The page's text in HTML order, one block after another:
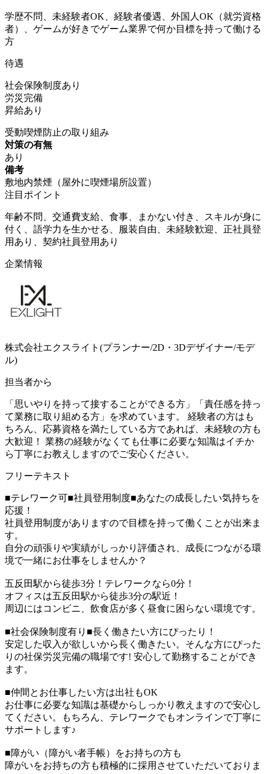
学歴不問、未経験者OK、経験者優遇、外国人OK（就労資格
者）、ゲームが好きでゲーム業界で何か目標を持って働ける
方
待遇
社会保険制度あり
労災完備
昇給あり
受動喫煙防止の取り組み
対策の有無
あり
備考
敷地内禁煙（屋外に喫煙場所設置）
注目ポイント
年齢不問、交通費支給、食事、まかない付き、スキルが身に
付く、語学力を生かせる、服装自由、未経験歓迎、正社員登
用あり、契約社員登用あり
企業情報
株式会社エクスライト(プランナー/2D・3Dデザイナー/モデ
ル)
担当者から
「思いやりを持って接することができる方」「責任感を持っ
て業務に取り組める方」を求めています。 経験者の方はも
ちろん、応募資格を満たしている方であれば、未経験の方も
大歓迎！ 業務の経験がなくても仕事に必要な知識はイチか
ら丁寧にお教えしますのでご安心ください。
フリーテキスト
■テレワーク可■社員登用制度■あなたの成長したい気持ちを
応援！
社員登用制度がありますので目標を持って働くことが出来ま
す。
自分の頑張りや実績がしっかり評価され、成長につながる環
境で一緒にお仕事をしませんか？
五反田駅から徒歩3分！テレワークなら0分！
オフィスは五反田駅から徒歩3分の駅近！
周辺にはコンビニ、飲食店が多く昼食に困らない環境です。
■社会保険制度有り■長く働きたい方にぴったり！
安定した収入が欲しいから長く働きたい。そんな方にぴった
りの社保労災完備の職場です! 安心して勤務することができ
ます。
■仲間とお仕事したい方は出社もOK
お仕事に必要な知識は基礎からしっかり教えますので安心し
てください。もちろん、テレワークでもオンラインで丁寧に
サポートします♪
■障がい（障がい者手帳）をお持ちの方も
障がいをお持ちの方も積極的に採用させていただいておりま